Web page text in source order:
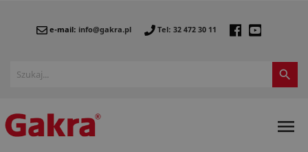
e-mail: info@gakra.pl Tel: 32 472 30 11

